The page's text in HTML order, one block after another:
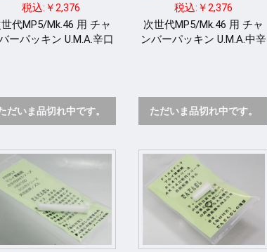
税込:￥2,376
代MP5/Mk.46 用 チャ
ーパッキン U.M.A.辛口
だいま品切れ中です。
税込:￥2,376
次世代MP5/Mk.46 用 チャ
ンバーパッキン U.M.A.中辛
ただいま品切れ中です。